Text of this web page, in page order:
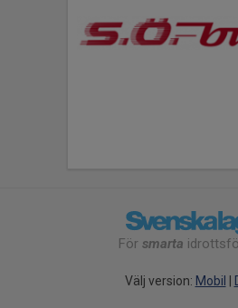
För smarta
Välj version: Mobil